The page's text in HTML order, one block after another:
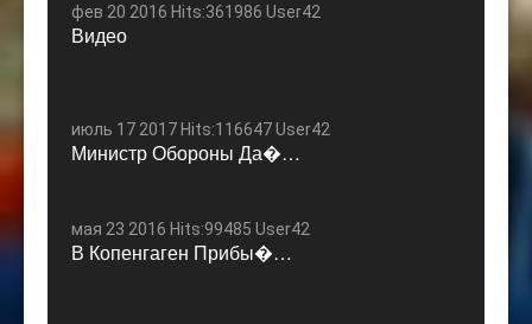
фев 20 2016 Hits:361986 User42
Видео
июль 17 2017 Hits:116647 User42
Министр Обороны Да�…
мая 23 2016 Hits:99485 User42
В Копенгаген Прибы�…